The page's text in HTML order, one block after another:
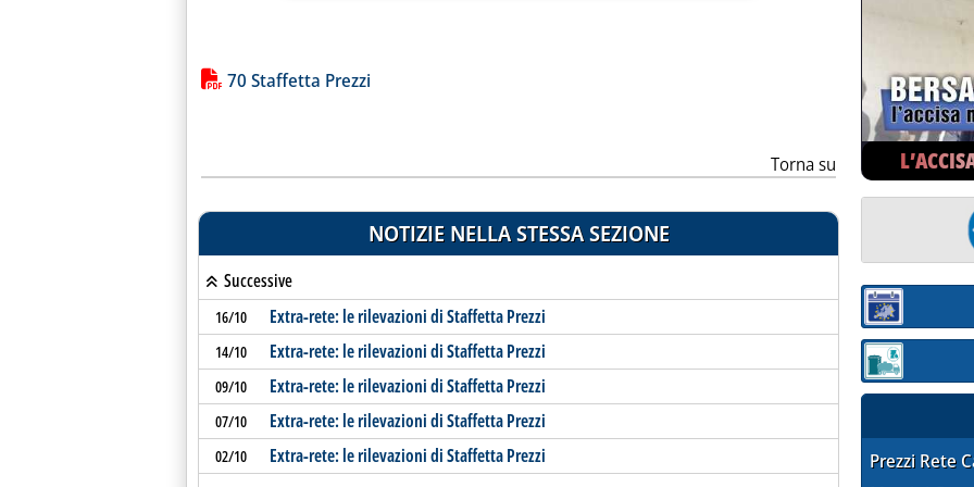
Lista allegati PDF alla notizia
70 Staffetta Prezzi
Torna su
NOTIZIE NELLA STESSA SEZIONE
Successive
16/10 Extra-rete: le rilevazioni di Staffetta Prezzi
14/10 Extra-rete: le rilevazioni di Staffetta Prezzi
09/10 Extra-rete: le rilevazioni di Staffetta Prezzi
07/10 Extra-rete: le rilevazioni di Staffetta Prezzi
02/10 Extra-rete: le rilevazioni di Staffetta Prezzi
Sezione:
Sezione:
Prezzi Rete